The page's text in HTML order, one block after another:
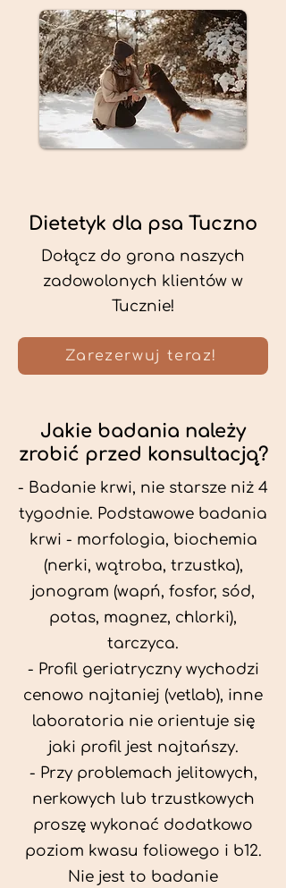
Dietetyk dla psa Tuczno
Dołącz do grona naszych
zadowolonych klientów w
Tucznie!
Zarezerwuj teraz!
Jakie badania należy
zrobić przed konsultacją?
- Badanie krwi, nie starsze niż 4
tygodnie. Podstawowe badania
krwi - morfologia, biochemia
(nerki, wątroba, trzustka),
jonogram (wapń, fosfor, sód,
potas, magnez, chlorki),
tarczyca.
- Profil geriatryczny wychodzi
cenowo najtaniej (vetlab), inne
laboratoria nie orientuje się
jaki profil jest najtańszy.
- Przy problemach jelitowych,
nerkowych lub trzustkowych
proszę wykonać dodatkowo
poziom kwasu foliowego i b12.
Nie jest to badanie